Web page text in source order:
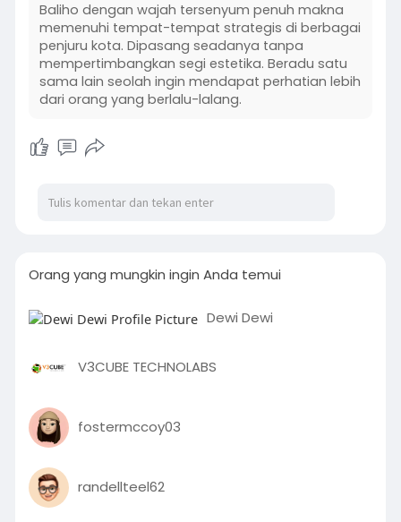
Baliho dengan wajah tersenyum penuh makna
memenuhi tempat-tempat strategis di berbagai
penjuru kota. Dipasang seadanya tanpa
mempertimbangkan segi estetika. Beradu satu
sama lain seolah ingin mendapat perhatian lebih
dari orang yang berlalu-lalang.
Orang yang mungkin ingin Anda temui
Dewi Dewi
V3CUBE TECHNOLABS
fostermccoy03
randellteel62